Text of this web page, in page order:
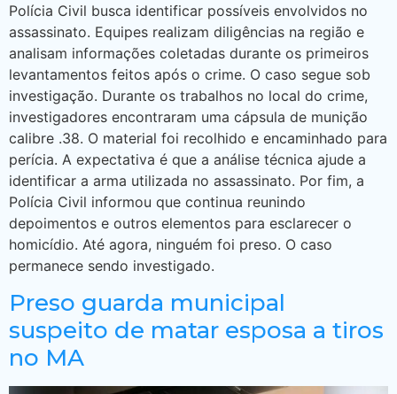
Polícia Civil busca identificar possíveis envolvidos no
assassinato. Equipes realizam diligências na região e
analisam informações coletadas durante os primeiros
levantamentos feitos após o crime. O caso segue sob
investigação. Durante os trabalhos no local do crime,
investigadores encontraram uma cápsula de munição
calibre .38. O material foi recolhido e encaminhado para
perícia. A expectativa é que a análise técnica ajude a
identificar a arma utilizada no assassinato. Por fim, a
Polícia Civil informou que continua reunindo
depoimentos e outros elementos para esclarecer o
homicídio. Até agora, ninguém foi preso. O caso
permanece sendo investigado.
Preso guarda municipal
suspeito de matar esposa a tiros
no MA